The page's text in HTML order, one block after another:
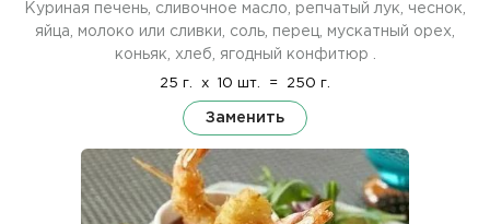
Куриная печень, сливочное масло, репчатый лук, чеснок,
яйца, молоко или сливки, соль, перец, мускатный орех,
коньяк, хлеб, ягодный конфитюр .
25 г. x 10 шт. = 250 г.
Заменить